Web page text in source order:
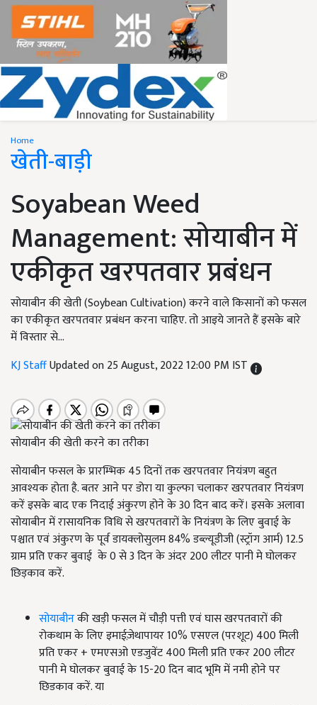
Home
खेती-बाड़ी
Soyabean Weed
Management: सोयाबीन में
एकीकृत खरपतवार प्रबंधन
सोयाबीन की खेती (Soybean Cultivation) करने वाले किसानों को फसल
का एकीकृत खरपतवार प्रबंधन करना चाहिए. तो आइये जानते हैं इसके बारे
में विस्तार से...
KJ StaffUpdated on 25 August, 2022 12:00 PM IST
सोयाबीन की खेती करने का तरीका
सोयाबीन फसल के प्रारम्भिक 45 दिनों तक खरपतवार नियंत्रण बहुत
आवश्यक होता है. बतर आने पर डोरा या कुल्फा चलाकर खरपतवार नियंत्रण
करें इसके बाद एक निदाई अंकुरण होने के 30 दिन बाद करें। इसके अलावा
सोयाबीन में रासायनिक विधि से खरपतवारों के नियंत्रण के लिए बुवाई के
पश्चात एवं अंकुरण के पूर्व डायक्लोसुलम 84% डब्ल्यूडीजी (स्ट्रॉग आर्म) 12.5
ग्राम प्रति एकर बुवाई के 0 से 3 दिन के अंदर 200 लीटर पानी मे घोलकर
छिड़काव करें.
सोयाबीनकी खड़ी फसल में चौड़ी पत्ती एवं घास खरपतवारों की
रोकथाम के लिए इमाईज़ेथापायर 10% एसएल (परशूट) 400 मिली
प्रति एकर + एमएसओ एडजुवेंट 400 मिली प्रति एकर 200 लीटर
पानी मे घोलकर बुवाई के 15-20 दिन बाद भूमि में नमी होने पर
छिडकाव करें. या